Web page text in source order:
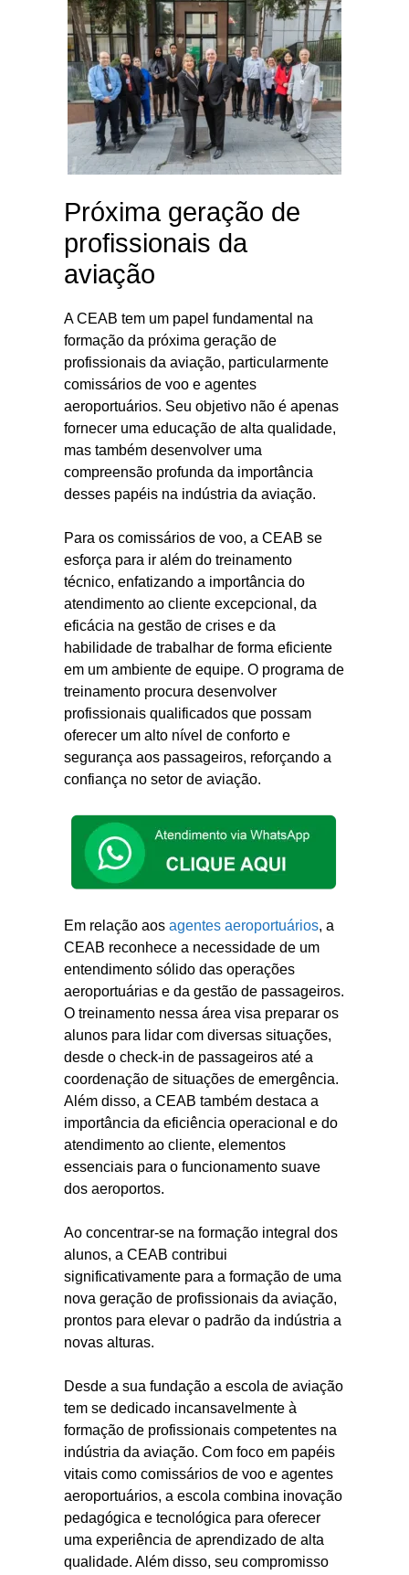
Próxima geração de
profissionais da
aviação
A CEAB tem um papel fundamental na
formação da próxima geração de
profissionais da aviação, particularmente
comissários de voo e agentes
aeroportuários. Seu objetivo não é apenas
fornecer uma educação de alta qualidade,
mas também desenvolver uma
compreensão profunda da importância
desses papéis na indústria da aviação.
Para os comissários de voo, a CEAB se
esforça para ir além do treinamento
técnico, enfatizando a importância do
atendimento ao cliente excepcional, da
eficácia na gestão de crises e da
habilidade de trabalhar de forma eficiente
em um ambiente de equipe. O programa de
treinamento procura desenvolver
profissionais qualificados que possam
oferecer um alto nível de conforto e
segurança aos passageiros, reforçando a
confiança no setor de aviação.
Em relação aos agentes aeroportuários, a
CEAB reconhece a necessidade de um
entendimento sólido das operações
aeroportuárias e da gestão de passageiros.
O treinamento nessa área visa preparar os
alunos para lidar com diversas situações,
desde o check-in de passageiros até a
coordenação de situações de emergência.
Além disso, a CEAB também destaca a
importância da eficiência operacional e do
atendimento ao cliente, elementos
essenciais para o funcionamento suave
dos aeroportos.
Ao concentrar-se na formação integral dos
alunos, a CEAB contribui
significativamente para a formação de uma
nova geração de profissionais da aviação,
prontos para elevar o padrão da indústria a
novas alturas.
Desde a sua fundação a escola de aviação
tem se dedicado incansavelmente à
formação de profissionais competentes na
indústria da aviação. Com foco em papéis
vitais como comissários de voo e agentes
aeroportuários, a escola combina inovação
pedagógica e tecnológica para oferecer
uma experiência de aprendizado de alta
qualidade. Além disso, seu compromisso